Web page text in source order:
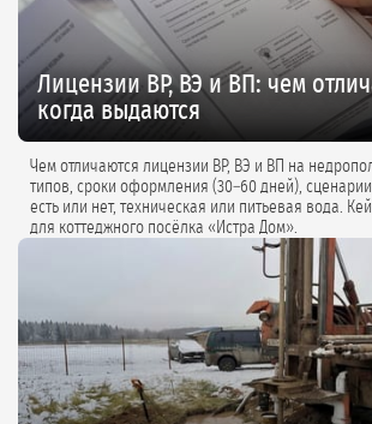
Лицензии ВР, ВЭ и ВП: чем
когда выдаются
Чем отличаются лицензии ВР, ВЭ и ВП на
типов, сроки оформления (30–60 дней), сценарии выбора: скважина
есть или нет, техническая или питьевая вода.
для коттеджного посёлка «Истра Дом».